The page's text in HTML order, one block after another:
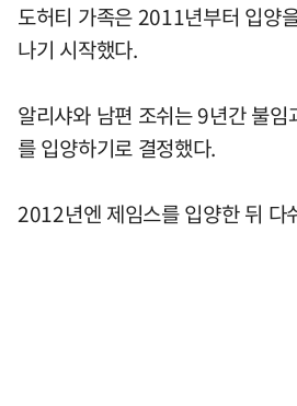
도허티 가족은 2011년부터 입양
나기 시작했다.
알리샤와 남편 조쉬는 9년간 불임
를 입양하기로 결정했다.
2012년엔 제임스를 입양한 뒤 다